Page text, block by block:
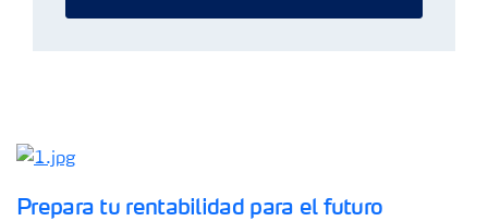
Prepara tu rentabilidad para el futuro